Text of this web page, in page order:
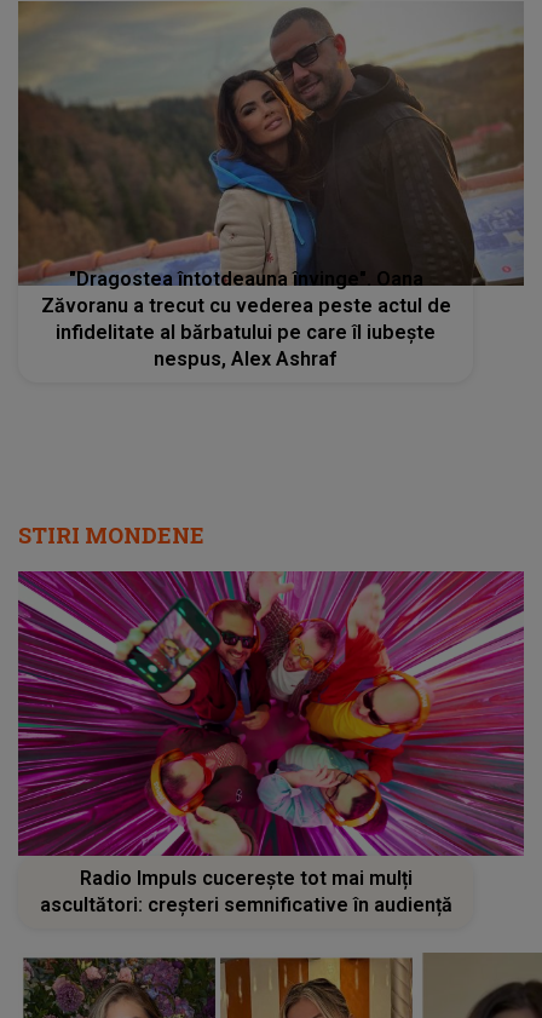
"Dragostea întotdeauna învinge". Oana
Zăvoranu a trecut cu vederea peste actul de
infidelitate al bărbatului pe care îl iubește
nespus, Alex Ashraf
STIRI MONDENE
Radio Impuls cucerește tot mai mulți
ascultători: creșteri semnificative în audiență